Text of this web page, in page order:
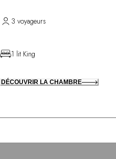
3 voyageurs
1 lit King
DÉCOUVRIR LA CHAMBRE